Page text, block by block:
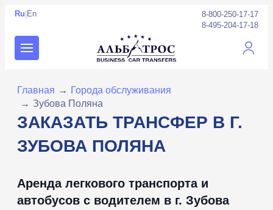
Ru En
8-800-250-17-17
8-495-204-17-18
Главная → Города обслуживания
→ Зубова Поляна
ЗАКАЗАТЬ ТРАНСФЕР В Г.
ЗУБОВА ПОЛЯНА
Аренда легкового транспорта и
автобусов с водителем в г. Зубова